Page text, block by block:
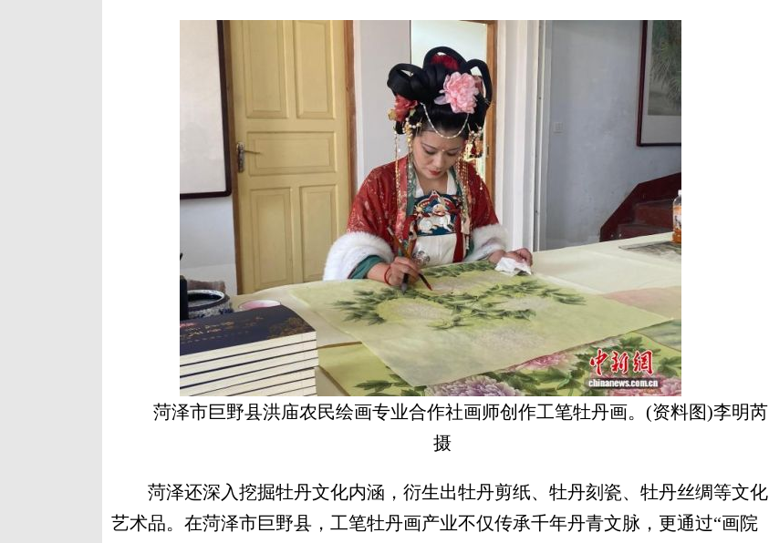
菏泽市巨野县洪庙农民绘画专业合作社画师创作工笔牡丹画。(资料图)李明芮
摄
菏泽还深入挖掘牡丹文化内涵，衍生出牡丹剪纸、牡丹刻瓷、牡丹丝绸等文化
艺术品。在菏泽市巨野县，工笔牡丹画产业不仅传承千年丹青文脉，更通过“画院